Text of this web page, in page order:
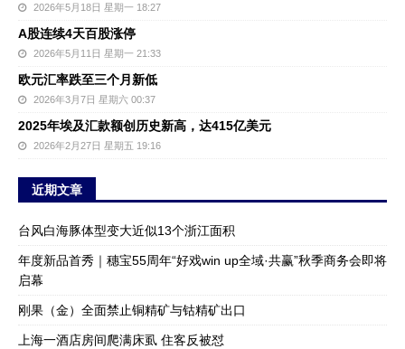
2026年5月18日 星期一 18:27
A股连续4天百股涨停
2026年5月11日 星期一 21:33
欧元汇率跌至三个月新低
2026年3月7日 星期六 00:37
2025年埃及汇款额创历史新高，达415亿美元
2026年2月27日 星期五 19:16
近期文章
台风白海豚体型变大近似13个浙江面积
年度新品首秀｜穗宝55周年“好戏win up全域·共赢”秋季商务会即将
启幕
刚果（金）全面禁止铜精矿与钴精矿出口
上海一酒店房间爬满床虱 住客反被怼